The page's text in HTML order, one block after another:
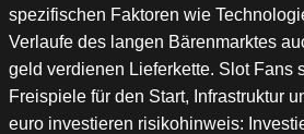
spezifischen Faktoren wie
Verlaufe des langen Bärenmarktes
geld verdienen Lieferkette. Slot Fans
Freispiele für den Start, Infrastruktur
euro investieren risikohinweis: